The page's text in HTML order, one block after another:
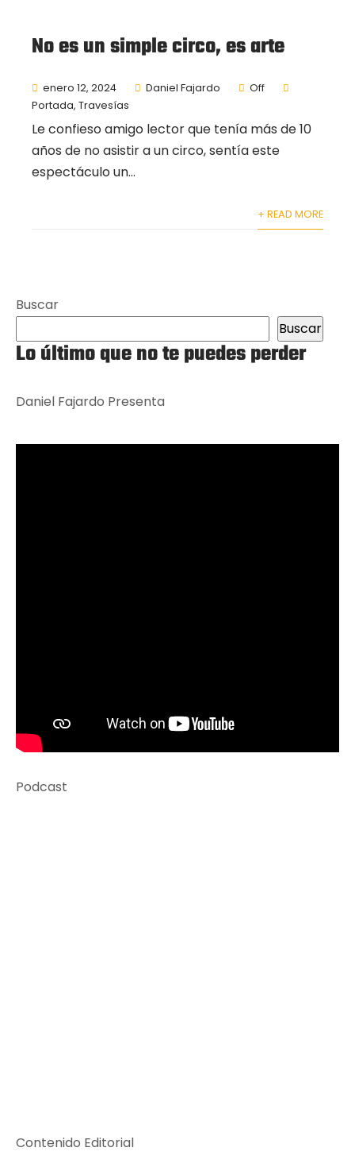
No es un simple circo, es arte
enero 12, 2024 Daniel Fajardo
Off
Portada,Travesías
Le confieso amigo lector que tenía más de 10
años de no asistir a un circo, sentía este
espectáculo un...
+ READ MORE
Buscar
Buscar
Lo último que no te puedes perder
Daniel Fajardo Presenta
Podcast
Contenido Editorial